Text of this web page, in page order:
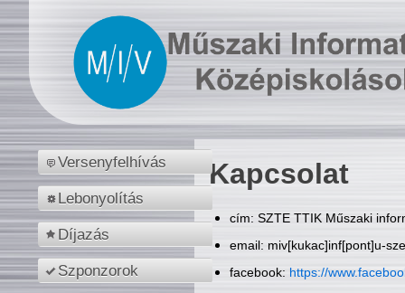
Versenyfelhívás
Lebonyolítás
Díjazás
Szponzorok
Kapcsolat
cím: SZTE TTIK Műszaki
email: miv[kukac]inf[pont]u-
facebook: https://